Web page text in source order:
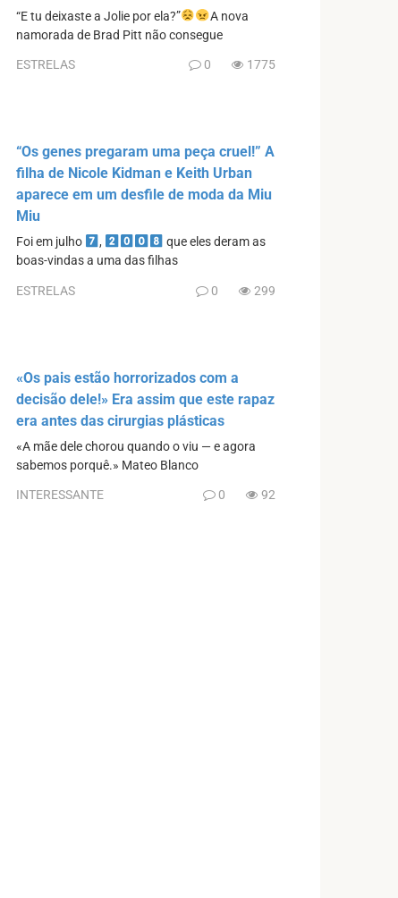
“E tu deixaste a Jolie por ela?”
A nova
namorada de Brad Pitt não consegue
ESTRELAS 0 1775
“Os genes pregaram uma peça cruel!” A
filha de Nicole Kidman e Keith Urban
aparece em um desfile de moda da Miu
Miu
Foi em julho ,
que eles deram as
boas-vindas a uma das filhas
ESTRELAS 0 299
«Os pais estão horrorizados com a
decisão dele!» Era assim que este rapaz
era antes das cirurgias plásticas
«A mãe dele chorou quando o viu — e agora
sabemos porquê.» Mateo Blanco
INTERESSANTE 0 92